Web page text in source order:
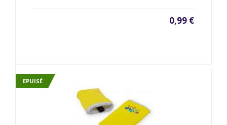
0,99 €
EPUISÉ